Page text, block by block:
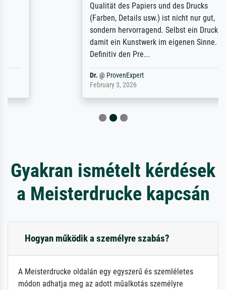
Qualität des Papiers und des Drucks
(Farben, Details usw.) ist nicht nur gut,
sondern hervorragend. Selbst ein Druck ist
damit ein Kunstwerk im eigenen Sinne.
Definitiv den Pre...
ProvenExpert
Gyakran ismételt kérdések
a Meisterdrucke kapcsán
Hogyan működik a személyre szabás?
A Meisterdrucke oldalán egy egyszerű és szemléletes
módon adhatja meg az adott műalkotás személyre